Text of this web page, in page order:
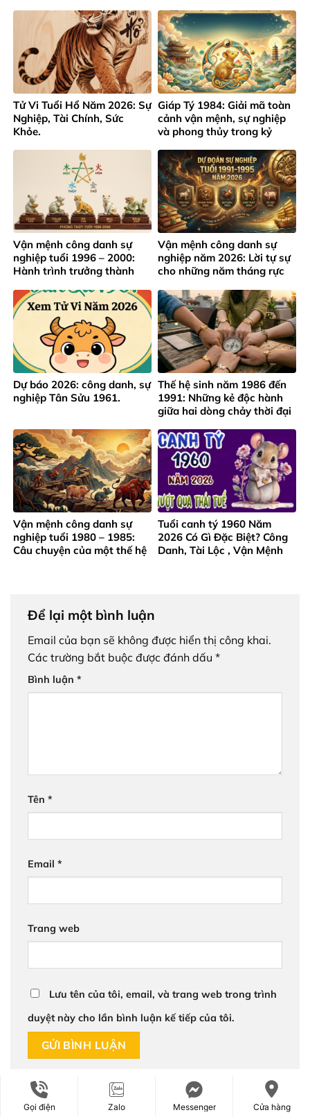
Tử Vi Tuổi Hổ Năm 2026: Sự
Nghiệp, Tài Chính, Sức
Khỏe.
Giáp Tý 1984: Giải mã toàn
cảnh vận mệnh, sự nghiệp
và phong thủy trong kỷ
Vận mệnh công danh sự
nghiệp tuổi 1996 – 2000:
Hành trình trưởng thành
Vận mệnh công danh sự
nghiệp năm 2026: Lời tự sự
cho những năm tháng rực
Dự báo 2026: công danh, sự
nghiệp Tân Sửu 1961.
Thế hệ sinh năm 1986 đến
1991: Những kẻ độc hành
giữa hai dòng chảy thời đại
Vận mệnh công danh sự
nghiệp tuổi 1980 – 1985:
Câu chuyện của một thế hệ
Tuổi canh tý 1960 Năm
2026 Có Gì Đặc Biệt? Công
Danh, Tài Lộc , Vận Mệnh
Để lại một bình luận
Email của bạn sẽ không được hiển thị công khai.
Các trường bắt buộc được đánh dấu *
Bình luận *
Tên *
Email *
Trang web
Lưu tên của tôi, email, và trang web trong trình
duyệt này cho lần bình luận kế tiếp của tôi.
TIN ĐỌC NHIỀU NHẤT